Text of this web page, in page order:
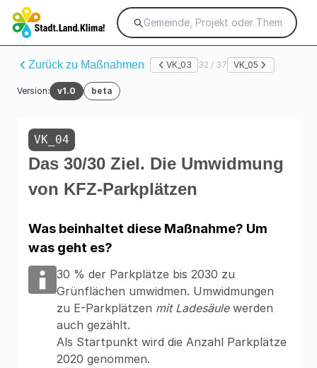
Zurück zu Maßnahmen VK_03 32 / 37 VK_05
Version: v1.0 beta
VK_04
Das 30/30 Ziel. Die Umwidmung
von KFZ-Parkplätzen
Was beinhaltet diese Maßnahme? Um
was geht es?
30 % der Parkplätze bis 2030 zu
Grünflächen umwidmen. Umwidmungen
zu E-Parkplätzen mit Ladesäulewerden
auch gezählt.
Als Startpunkt wird die Anzahl Parkplätze
2020 genommen.